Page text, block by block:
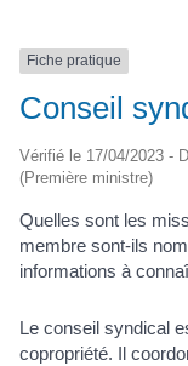
Fiche pratique
Conseil
Vérifié le 17/04/2023 -
(Première ministre)
Quelles sont les
membre sont-ils
informations à
Le conseil syndical
copropriété. Il